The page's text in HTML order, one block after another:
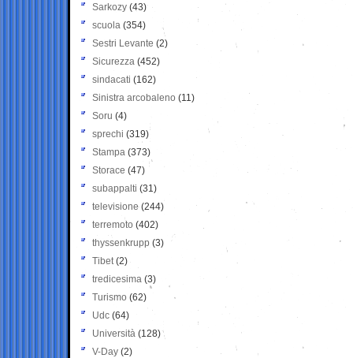
Sarkozy (43)
scuola (354)
Sestri Levante (2)
Sicurezza (452)
sindacati (162)
Sinistra arcobaleno (11)
Soru (4)
sprechi (319)
Stampa (373)
Storace (47)
subappalti (31)
televisione(244)
terremoto (402)
thyssenkrupp (3)
Tibet(2)
tredicesima (3)
Turismo (62)
Udc (64)
Università (128)
V-Day (2)